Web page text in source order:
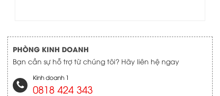
PHÒNG KINH DOANH
Bạn cần sự hỗ trợ từ chúng tôi? Hãy liên hệ ngay
Kinh doanh 1
0818 424 343